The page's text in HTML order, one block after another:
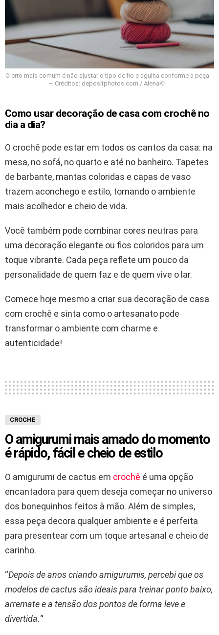
O erro mais comum é não ajustar o tipo de fio e agulha conforme a peça
– Créditos: depositphotos.com / AlenaKr
Como usar decoração de casa com crochê no
dia a dia?
O crochê pode estar em todos os cantos da casa: na
mesa, no sofá, no quarto e até no banheiro. Tapetes
de barbante, mantas coloridas e capas de vaso
trazem aconchego e estilo, tornando o ambiente
mais acolhedor e cheio de vida.
Você também pode combinar cores neutras para
uma decoração elegante ou fios coloridos para um
toque vibrante. Cada peça reflete um pouco da
personalidade de quem faz e de quem vive o lar.
Comece hoje mesmo a criar sua decoração de casa
com crochê e sinta como o artesanato pode
transformar o ambiente com charme e
autenticidade!
CROCHE
O amigurumi mais amado do momento
é rápido, fácil e cheio de estilo
O amigurumi de cactus em crochê é uma opção
encantadora para quem deseja começar no universo
dos bonequinhos feitos à mão. Além de simples,
essa peça decora qualquer ambiente e é perfeita
para presentear com um toque artesanal e cheio de
carinho.
“Depois de anos criando amigurumis, percebi que os
modelos de cactus são ideais para treinar ponto baixo,
arremate e a tensão dos pontos de forma leve e
divertida.“